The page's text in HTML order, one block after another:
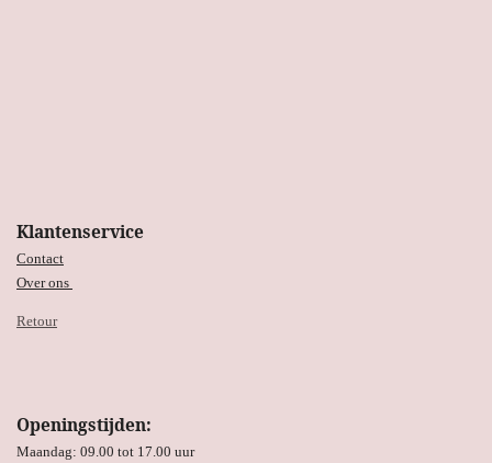
Klantenservice
Contact
Over ons
Retour
Openingstijden:
Maandag: 09.00 tot 17.00 uur